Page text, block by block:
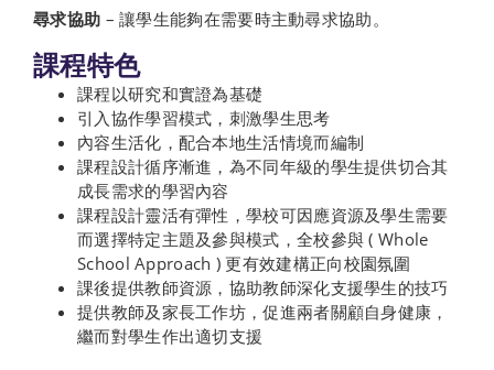
尋求協助 – 讓學生能夠在需要時主動尋求協助。
課程特色
課程以研究和實證為基礎
引入協作學習模式，刺激學生思考
內容生活化，配合本地生活情境而編制
課程設計循序漸進，為不同年級的學生提供切合其
成長需求的學習內容
課程設計靈活有彈性，學校可因應資源及學生需要
而選擇特定主題及參與模式，全校參與 ( Whole
School Approach ) 更有效建構正向校園氛圍
課後提供教師資源，協助教師深化支援學生的技巧
提供教師及家長工作坊，促進兩者關顧自身健康，
繼而對學生作出適切支援